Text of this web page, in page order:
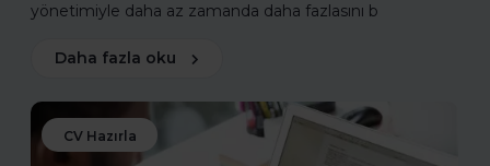
yönetimiyle daha az zamanda daha fazlasını b
Daha fazla oku
CV Hazırla